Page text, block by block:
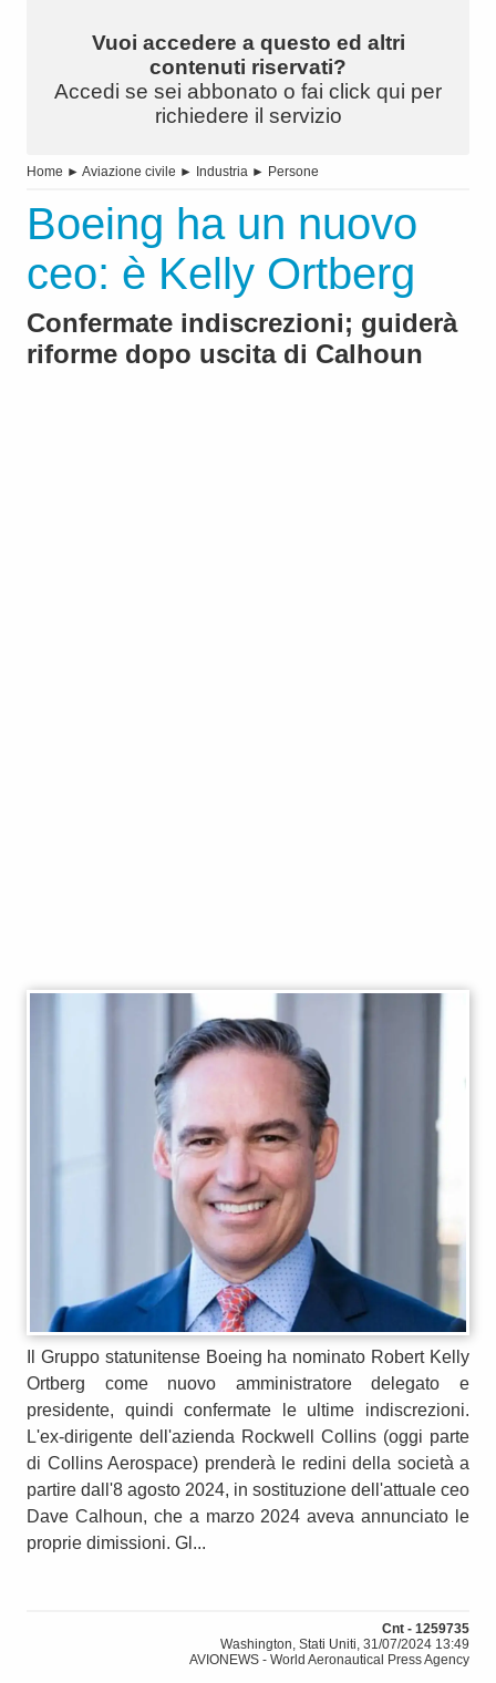
Vuoi accedere a questo ed altri
contenuti riservati?
Accedi se sei abbonato o fai click qui per
richiedere il servizio
Home ► Aviazione civile ► Industria ► Persone
Boeing ha un nuovo
ceo: è Kelly Ortberg
Confermate indiscrezioni; guiderà
riforme dopo uscita di Calhoun
Il Gruppo statunitense Boeing ha nominato Robert Kelly
Ortberg come nuovo amministratore delegato e
presidente, quindi confermate le ultime indiscrezioni.
L'ex-dirigente dell'azienda Rockwell Collins (oggi parte
di Collins Aerospace) prenderà le redini della società a
partire dall'8 agosto 2024, in sostituzione dell'attuale ceo
Dave Calhoun, che a marzo 2024 aveva annunciato le
proprie dimissioni. Gl...
Cnt - 1259735
Washington, Stati Uniti, 31/07/2024 13:49
AVIONEWS - World Aeronautical Press Agency